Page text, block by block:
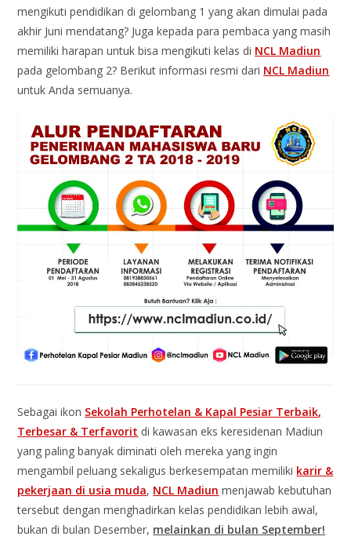
mengikuti pendidikan di gelombang 1 yang akan dimulai pada
akhir Juni mendatang? Juga kepada para pembaca yang masih
memiliki harapan untuk bisa mengikuti kelas di NCL Madiun
pada gelombang 2? Berikut informasi resmi dari NCL Madiun
untuk Anda semuanya.
Sebagai ikon Sekolah Perhotelan & Kapal Pesiar Terbaik,
Terbesar & Terfavorit di kawasan eks keresidenan Madiun
yang paling banyak diminati oleh mereka yang ingin
mengambil peluang sekaligus berkesempatan memiliki karir &
pekerjaan di usia muda, NCL Madiun menjawab kebutuhan
tersebut dengan menghadirkan kelas pendidikan lebih awal,
bukan di bulan Desember, melainkan di bulan September!